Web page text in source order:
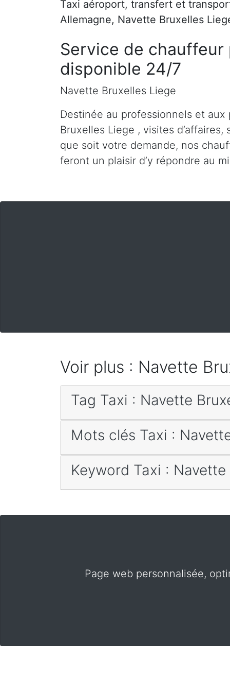
Taxi aéroport, transfert et
Allemagne, Navette Bruxelles
Service de chauffeur
disponible 24/7
Navette Bruxelles Liege
Destinée au professionnels et aux
Bruxelles Liege , visites d’affaires,
que soit votre demande, nos
feront un plaisir d’y répondre au
Voir plus : Navette
Tag Taxi : Navette
Mots clés Taxi :
Keyword Taxi :
Page web personnalisée,